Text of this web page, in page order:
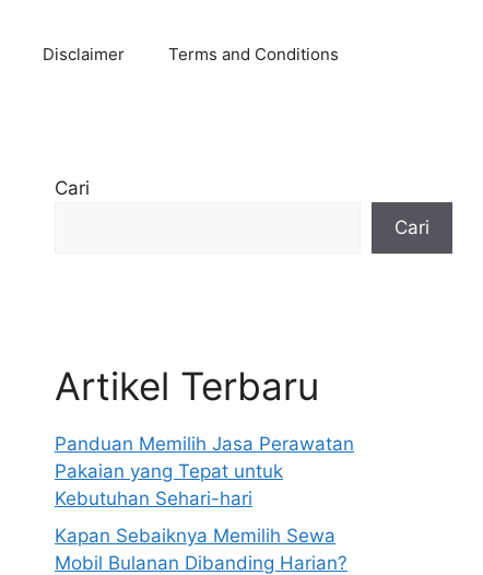
Disclaimer Terms and Conditions
Cari
Cari
Artikel Terbaru
Panduan Memilih Jasa Perawatan
Pakaian yang Tepat untuk
Kebutuhan Sehari-hari
Kapan Sebaiknya Memilih Sewa
Mobil Bulanan Dibanding Harian?